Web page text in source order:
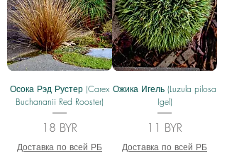
Осока Рэд Рустер (Carex
Buchananii Red Rooster)
Цена
18 BYR
Доставка по всей РБ
Ожика Игель (Luzula pilosa
Igel)
Цена
11 BYR
Доставка по всей РБ